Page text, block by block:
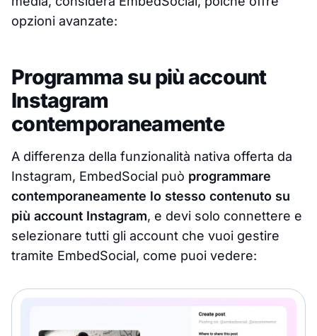
opzioni avanzate:
Programma su più account
Instagram
contemporaneamente
A differenza della funzionalità nativa offerta da
Instagram, EmbedSocial può programmare
contemporaneamente lo stesso contenuto su
più account Instagram, e devi solo connettere e
selezionare tutti gli account che vuoi gestire
tramite EmbedSocial, come puoi vedere: